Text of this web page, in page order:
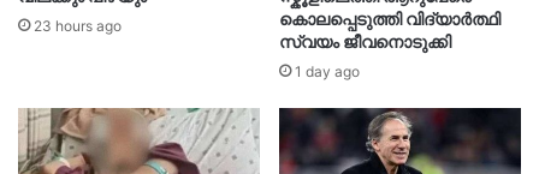
23 hours ago
കൊലപ്പെടുത്തി വിദ്യാ‍ർത്ഥി
സ്വയം ജീവനൊടുക്കി
1 day ago